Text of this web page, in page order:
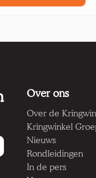
Over ons
Over de
Kringwinkel
Nieuws
Rondleidingen
In de pers